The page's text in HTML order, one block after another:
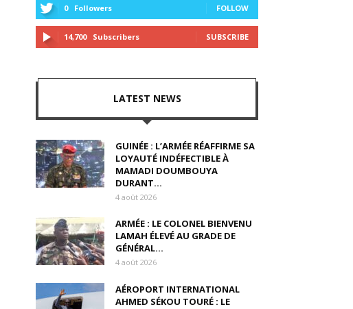
0 Followers FOLLOW
14,700 Subscribers SUBSCRIBE
LATEST NEWS
GUINÉE : L’ARMÉE RÉAFFIRME SA
LOYAUTÉ INDÉFECTIBLE À
MAMADI DOUMBOUYA
DURANT...
4 août 2026
ARMÉE : LE COLONEL BIENVENU
LAMAH ÉLEVÉ AU GRADE DE
GÉNÉRAL...
4 août 2026
AÉROPORT INTERNATIONAL
AHMED SÉKOU TOURÉ : LE